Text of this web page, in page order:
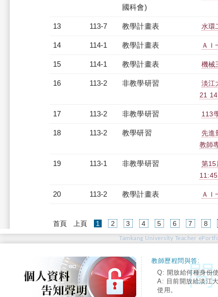
國科會)
13 113-7 教學計畫表 水環
14 114-1 教學計畫表 Ａ
15 114-1 教學計畫表 機械
16 113-2 非教學研習
淡江
21
17 113-2 非教學研習 113
18 113-2 教學研習
先進
教師
19 113-1 非教學研習
第15
20 113-2 教學計畫表 Ａ
首頁 上頁 1 (current)
2 3 4 5 6 7 8
Tamkang University Teacher
教師歷程問與答:
Q: 開放給何種身份
A: 目前開放給淡江
使用。